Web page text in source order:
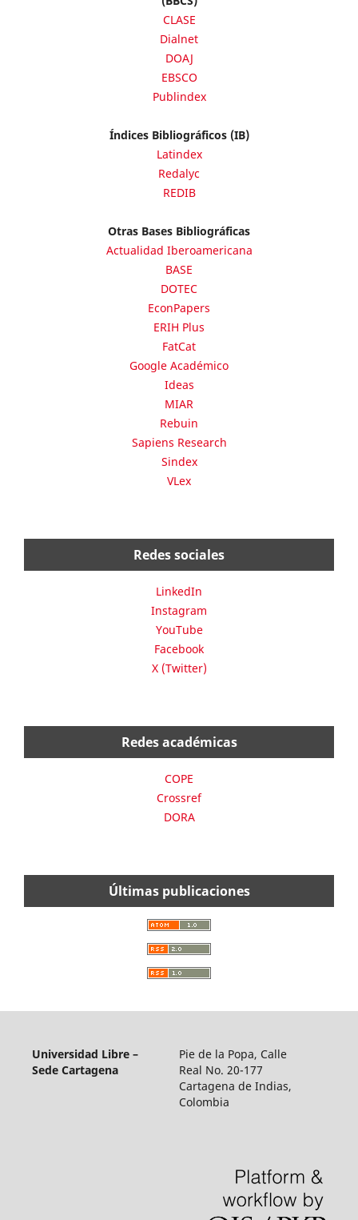
CLASE
Dialnet
DOAJ
EBSCO
Publindex
Índices Bibliográficos (IB)
Latindex
Redalyc
REDIB
Otras Bases Bibliográficas
Actualidad Iberoamericana
BASE
DOTEC
EconPapers
ERIH Plus
FatCat
Google Académico
Ideas
MIAR
Rebuin
Sapiens Research
Sindex
VLex
Redes sociales
LinkedIn
Instagram
YouTube
Facebook
X (Twitter)
Redes académicas
COPE
Crossref
DORA
Últimas publicaciones
Universidad Libre –
Sede Cartagena
Pie de la Popa, Calle
Real No. 20-177
Cartagena de Indias,
Colombia